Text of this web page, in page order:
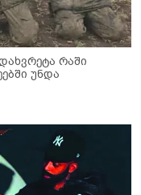
რაში
უნდა